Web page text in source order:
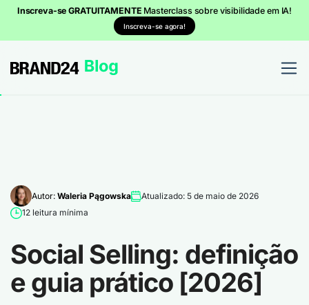
Inscreva-se GRATUITAMENTE Masterclass sobre visibilidade em IA!
Inscreva-se agora!
Autor: Waleria Pągowska
Atualizado: 5 de maio de 2026
12 leitura mínima
Social Selling: definição
e guia prático [2026]